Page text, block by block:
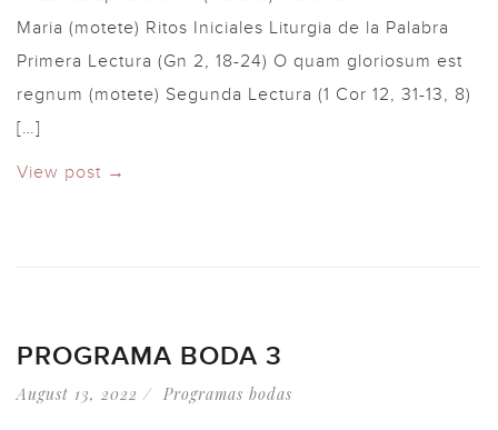
Maria (motete) Ritos Iniciales Liturgia de la Palabra
Primera Lectura (Gn 2, 18-24) O quam gloriosum est
regnum (motete) Segunda Lectura (1 Cor 12, 31-13, 8)
[…]
View post →
PROGRAMA BODA 3
August 13, 2022 Programas bodas